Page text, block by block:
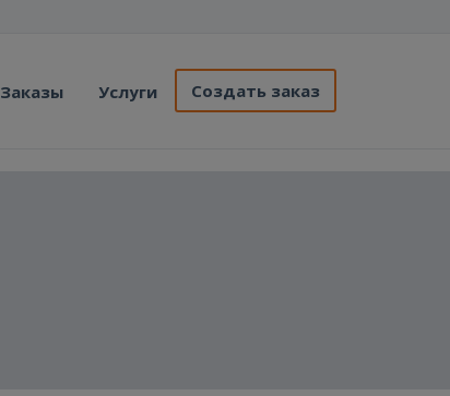
Заказы Услуги Создать заказ